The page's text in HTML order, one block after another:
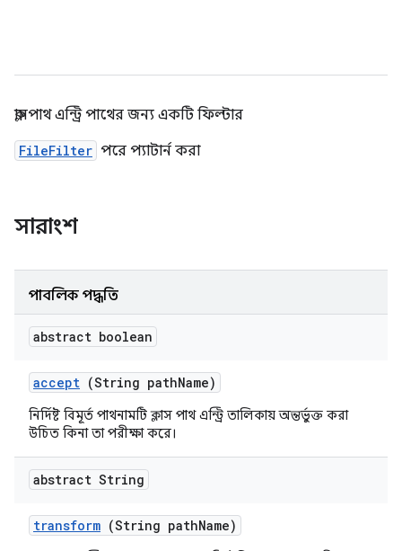
ক্লাসপাথ এন্ট্রি পাথের জন্য একটি ফিল্টার
FileFilter পরে প্যাটার্ন করা
সারাংশ
পাবলিক পদ্ধতি
abstract boolean
accept (String pathName)
নির্দিষ্ট বিমূর্ত পাথনামটি ক্লাস পাথ এন্ট্রি তালিকায় অন্তর্ভুক্ত করা
উচিত কিনা তা পরীক্ষা করে।
abstract String
transform (String pathName)